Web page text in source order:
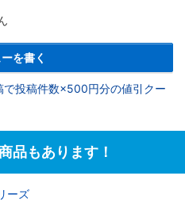
を書く
投稿件数×500円分の値引クー
品もあります！
ーズ